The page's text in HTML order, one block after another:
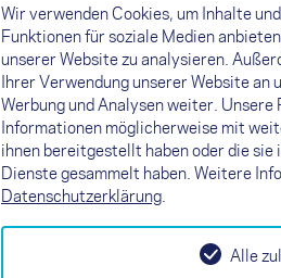
Wir verwenden Cookies, um Inhalte
Funktionen für soziale Medien
unserer Website zu analysieren.
Ihrer Verwendung unserer Website an
Werbung und Analysen weiter.
Informationen möglicherweise mit
ihnen bereitgestellt haben oder die sie
Dienste gesammelt haben. Weitere
Datenschutzerklärung
Alle